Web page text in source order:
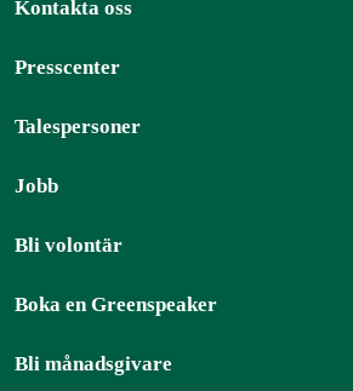
Kontakta oss
Presscenter
Talespersoner
Jobb
Bli volontär
Boka en Greenspeaker
Bli månadsgivare